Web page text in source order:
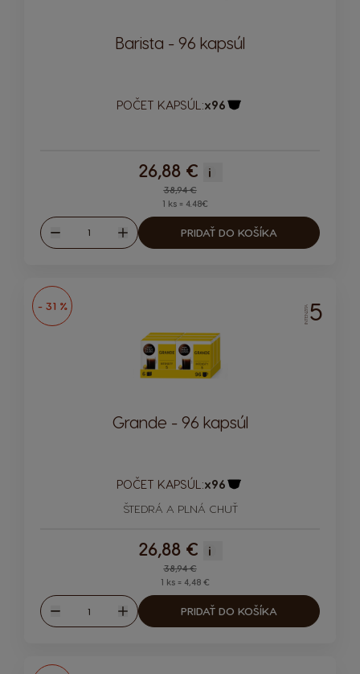
Barista - 96 kapsúl
POČET KAPSÚL:x96
Regular Price
38,94 €
26,88 € i
1 ks = 4.48€
Množstvo
Zvýšiť
PRIDAŤ DO KOŠÍKA
- 31 % INTENZITA5
Grande - 96 kapsúl
POČET KAPSÚL:x96
Ikona kapsuly
ŠTEDRÁ A PLNÁ CHUŤ
Regular Price
38,94 €
26,88 € i
1 ks = 4,48 €
Množstvo
Zvýšiť
PRIDAŤ DO KOŠÍKA